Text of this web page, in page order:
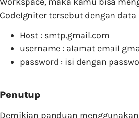
CodeIgniter tersebut dengan data
Host : smtp.gmail.com
username : alamat email
password : isi dengan
Penutup
Demikian panduan